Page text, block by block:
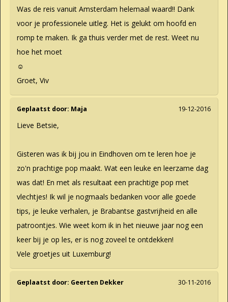
Was de reis vanuit Amsterdam helemaal waard!! Dank
voor je professionele uitleg. Het is gelukt om hoofd en
romp te maken. Ik ga thuis verder met de rest. Weet nu
hoe het moet
☺
Groet, Viv
19-12-2016
Geplaatst door: Maja
Lieve Betsie,
Gisteren was ik bij jou in Eindhoven om te leren hoe je
zo'n prachtige pop maakt. Wat een leuke en leerzame dag
was dat! En met als resultaat een prachtige pop met
vlechtjes! Ik wil je nogmaals bedanken voor alle goede
tips, je leuke verhalen, je Brabantse gastvrijheid en alle
patroontjes. Wie weet kom ik in het nieuwe jaar nog een
keer bij je op les, er is nog zoveel te ontdekken!
Vele groetjes uit Luxemburg!
30-11-2016
Geplaatst door: Geerten Dekker